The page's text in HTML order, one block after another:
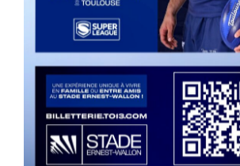
PRÉCÉDENT